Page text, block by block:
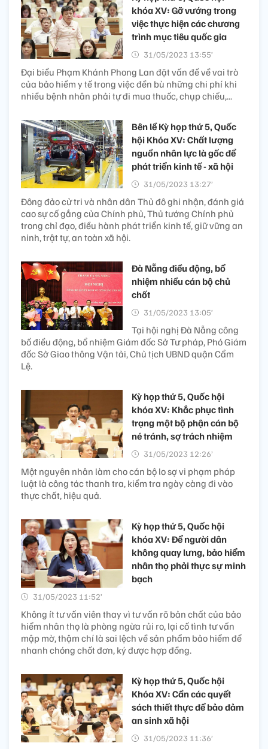
khóa XV: Gỡ vướng trong
việc thực hiện các chương
trình mục tiêu quốc gia
31/05/2023 13:55’
Đại biểu Phạm Khánh Phong Lan đặt vấn đề về vai trò
của bảo hiểm y tế trong việc đền bù những chi phí khi
nhiều bệnh nhân phải tự đi mua thuốc, chụp chiếu,...
Bên lề Kỳ họp thứ 5, Quốc
hội Khóa XV: Chất lượng
nguồn nhân lực là gốc để
phát triển kinh tế - xã hội
31/05/2023 13:27’
Đông đảo cử tri và nhân dân Thủ đô ghi nhận, đánh giá
cao sự cố gắng của Chính phủ, Thủ tướng Chính phủ
trong chỉ đạo, điều hành phát triển kinh tế, giữ vững an
ninh, trật tự, an toàn xã hội.
Đà Nẵng điều động, bổ
nhiệm nhiều cán bộ chủ
chốt
31/05/2023 13:05’
Tại hội nghị Đà Nẵng công
bố điều động, bổ nhiệm Giám đốc Sở Tư pháp, Phó Giám
đốc Sở Giao thông Vận tải, Chủ tịch UBND quận Cẩm
Lệ.
Kỳ họp thứ 5, Quốc hội
khóa XV: Khắc phục tình
trạng một bộ phận cán bộ
né tránh, sợ trách nhiệm
31/05/2023 12:26’
Một nguyên nhân làm cho cán bộ lo sợ vi phạm pháp
luật là công tác thanh tra, kiểm tra ngày càng đi vào
thực chất, hiệu quả.
Kỳ họp thứ 5, Quốc hội
khóa XV: Để người dân
không quay lưng, bảo hiểm
nhân thọ phải thực sự minh
bạch
31/05/2023 11:52’
Không ít tư vấn viên thay vì tư vấn rõ bản chất của bảo
hiểm nhân thọ là phòng ngừa rủi ro, lại cố tình tư vấn
mập mờ, thậm chí là sai lệch về sản phẩm bảo hiểm để
nhanh chóng chốt đơn, ký được hợp đồng.
Kỳ họp thứ 5, Quốc hội
Khóa XV: Cần các quyết
sách thiết thực để bảo đảm
an sinh xã hội
31/05/2023 11:36’